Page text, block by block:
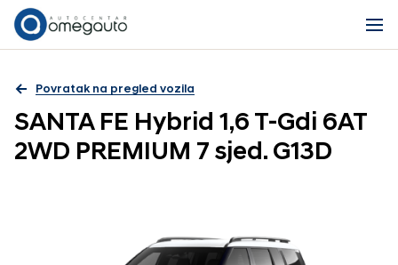
Povratak na pregled vozila
SANTA FE Hybrid 1,6 T-Gdi 6AT
2WD PREMIUM 7 sjed. G13D